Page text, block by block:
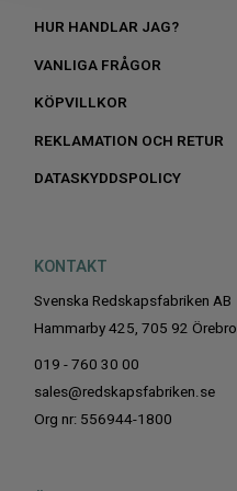
HUR HANDLAR JAG?
VANLIGA FRÅGOR
KÖPVILLKOR
REKLAMATION OCH RETUR
DATASKYDDSPOLICY
KONTAKT
Svenska Redskapsfabriken AB
Hammarby 425, 705 92 Örebro
019 - 760 30 00
sales@redskapsfabriken.se
Org nr: 556944-1800